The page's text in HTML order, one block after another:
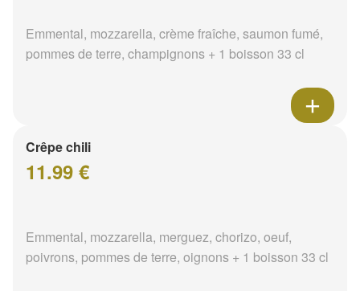
Emmental, mozzarella, crème fraîche, saumon fumé,
pommes de terre, champignons + 1 boisson 33 cl
Crêpe chili
11.99 €
Emmental, mozzarella, merguez, chorizo, oeuf,
poivrons, pommes de terre, oignons + 1 boisson 33 cl